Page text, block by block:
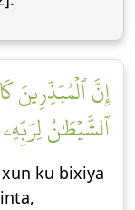
إِنَّ ٱلۡمُبَذِّرِينَ
ٱلشَّيۡطَٰنُ لِرَبِّهِۦ
ku bixiya